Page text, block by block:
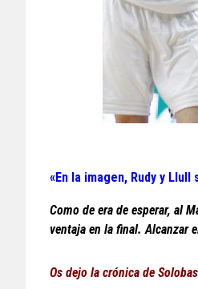
«En la imagen, Rudy y
Como de era de esperar, al
ventaja en la final. Alcanzar
Os dejo la crónica de